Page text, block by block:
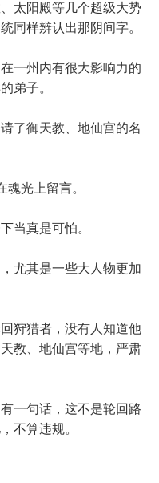
太阳殿等几个超级大势
同样辨认出那阴间字。
一州内有很大影响力的
弟子。
了御天教、地仙宫的名
光上留言。
当真是可怕。
尤其是一些大人物更加
狩猎者，没有人知道他
教、地仙宫等地，严肃
一句话，这不是轮回路
不算违规。